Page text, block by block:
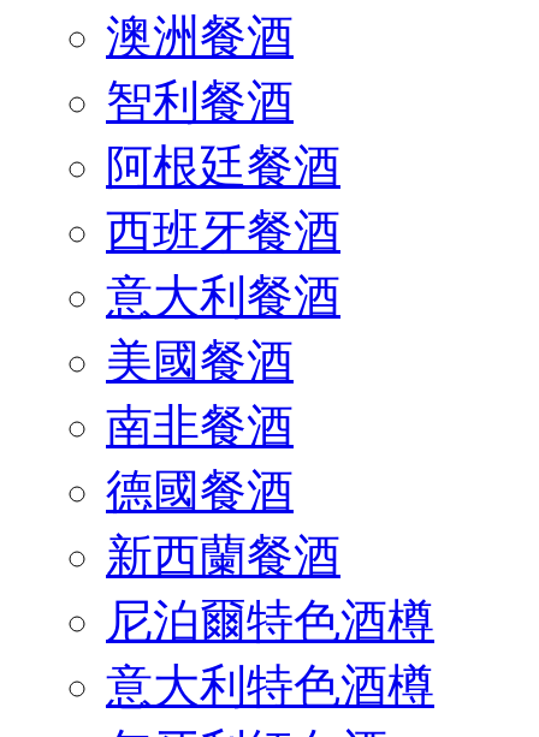
澳洲餐酒
智利餐酒
阿根廷餐酒
西班牙餐酒
意大利餐酒
美國餐酒
南非餐酒
德國餐酒
新西蘭餐酒
尼泊爾特色酒樽
意大利特色酒樽